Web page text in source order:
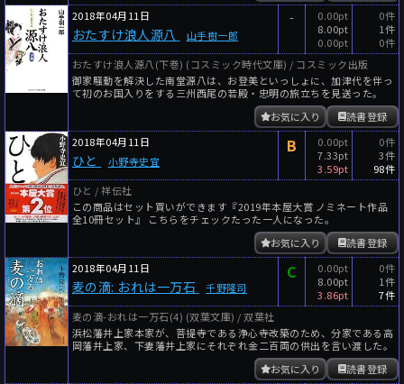
2018年04月11日
おたすけ浪人源八 山手樹一郎
-
0.00pt
8.00pt
0.00pt
0件
1件
0件
おたすけ浪人源八(下巻) (コスミック時代文庫) / コスミック出版
御家騒動を解決した南堂源八は、お登美といっしょに、加津代を伴っ
て初のお国入りをする三州西尾の若殿・忠明の旅立ちを見送った。
読書登録
お気に入り
2018年04月11日
ひと 小野寺史宜
B
0.00pt
7.33pt
3.59pt
0件
3件
98件
ひと / 祥伝社
この商品はセット買いができます『2019年本屋大賞 ノミネート作品
全10冊セット』 こちらをチェックたった一人になった。
読書登録
お気に入り
2018年04月11日
麦の滴: おれは一万石 千野隆司
C
0.00pt
8.00pt
3.86pt
0件
1件
7件
麦の滴-おれは一万石(4) (双葉文庫) / 双葉社
浜松藩井上家本家が、菩提寺である浄心寺改築のため、分家である高
岡藩井上家、下妻藩井上家にそれぞれ金二百両の供出を言い渡した。
読書登録
お気に入り